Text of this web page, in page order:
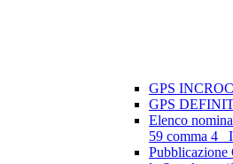
GPS
GPS
Elenco
59 comma 4_
Pubblicazione